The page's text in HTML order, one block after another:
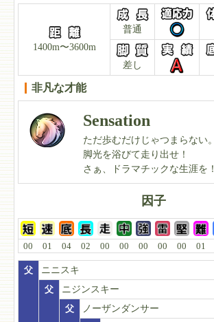
1400m〜3600m
普通
差し
非凡な才能
Sensation
ただ歩むだけじゃつまらない。
脚光を浴びて走り出せ！
さぁ、ドラマチックな生涯を！
因子
00 01 04 02 00 00 00 00 00 01
父
ニニスキ
父
ニジンスキー
父
ノーザンダンサー